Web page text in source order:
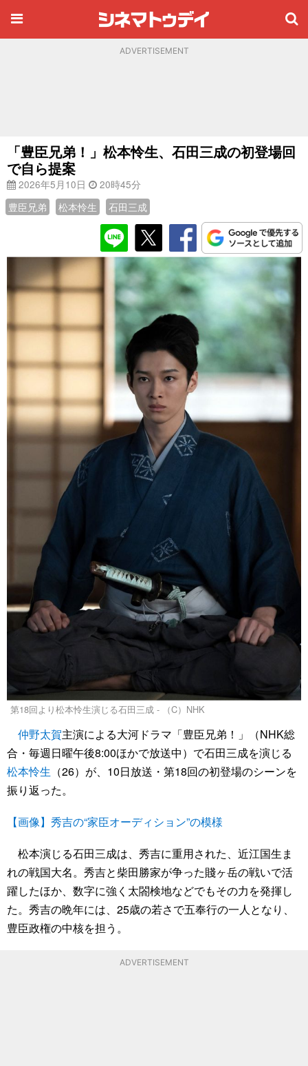
ADVERTISEMENT
「豊臣兄弟！」松本怜生、石田三成の初登場回
で自ら提案
2026年5月10日
20時45分
豊臣兄弟
松本怜生 石田三成
第18回より松本怜生演じる石田三成 - （C）NHK
仲野太賀主演による大河ドラマ「豊臣兄弟！」（NHK総
合・毎週日曜午後8:00ほかで放送中）で石田三成を演じる
松本怜生 （26）が、10日放送・第18回の初登場のシーンを
振り返った。
【画像】秀吉の“家臣オーディション”の模様
松本演じる石田三成は、秀吉に重用された、近江国生ま
れの戦国大名。秀吉と柴田勝家が争った賤ヶ岳の戦いで活
躍したほか、数字に強く太閤検地などでもその力を発揮し
た。秀吉の晩年には、25歳の若さで五奉行の一人となり、
豊臣政権の中核を担う。
ADVERTISEMENT